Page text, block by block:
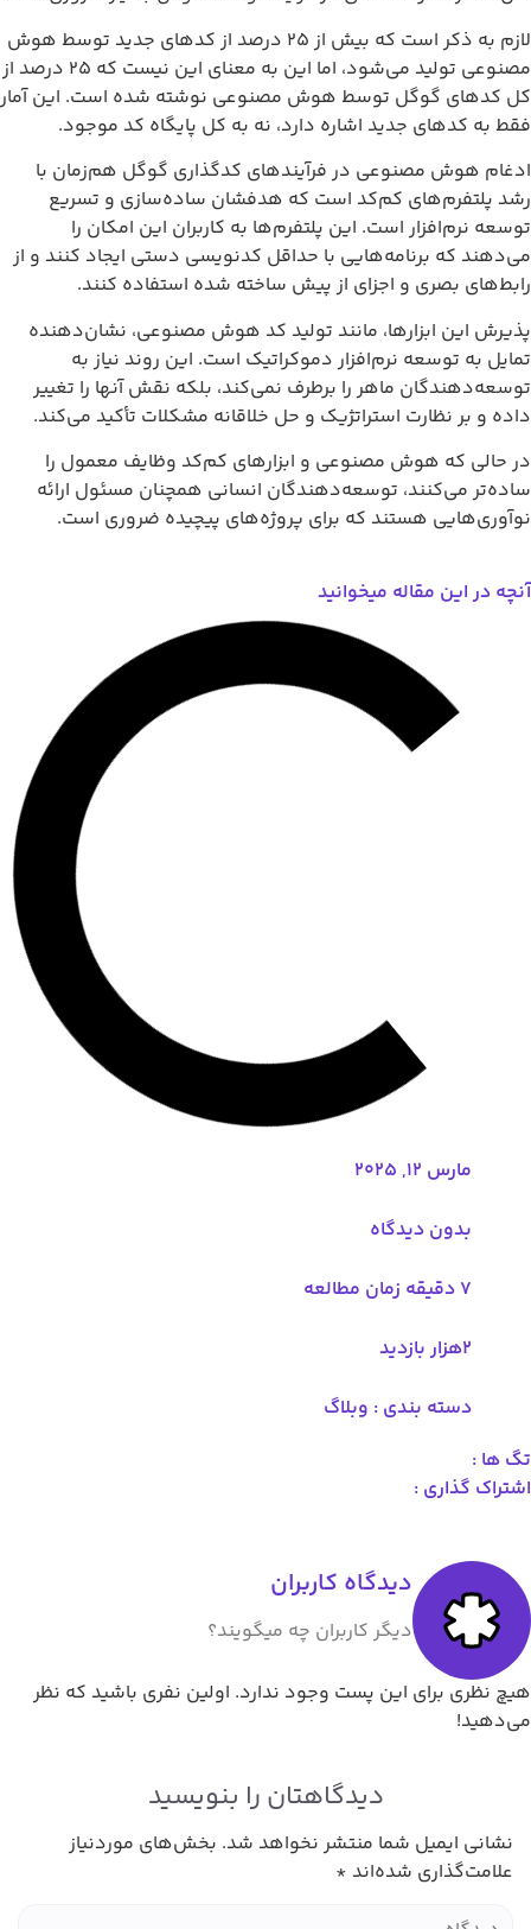
لازم به ذکر است که بیش از 25 درصد از کدهای جدید توسط هوش
مصنوعی تولید می‌شود، اما این به معنای این نیست که 25 درصد از
کدهای گوگل توسط هوش مصنوعی نوشته شده است. این آمار
به کدهای جدید اشاره دارد، نه به کل پایگاه کد موجود.
هوش مصنوعی در فرآیندهای کدگذاری گوگل هم‌زمان با
پلتفرم‌های کم‌کد است که هدفشان ساده‌سازی و تسریع
نرم‌افزار است. این پلتفرم‌ها به کاربران این امکان را
که برنامه‌هایی با حداقل کدنویسی دستی ایجاد کنند و از
بصری و اجزای از پیش ساخته شده استفاده کنند.
این ابزارها، مانند تولید کد هوش مصنوعی، نشان‌دهنده
به توسعه نرم‌افزار دموکراتیک است. این روند نیاز به
ماهر را برطرف نمی‌کند، بلکه نقش آنها را تغییر
و بر نظارت استراتژیک و حل خلاقانه مشکلات تأکید می‌کند.
حالی که هوش مصنوعی و ابزارهای کم‌کد وظایف معمول را
می‌کنند، توسعه‌دهندگان انسانی همچنان مسئول ارائه
هستند که برای پروژه‌های پیچیده ضروری است.
در این مقاله میخوانید
مارس 12, 2025
بدون دیدگاه
7 دقیقه زمان مطالعه
۲هزار بازدید
دسته بندی : وبلاگ
ها :
گذاری :
دیدگاه کاربران
دیگر کاربران چه میگویند؟
نظری برای این پست وجود ندارد. اولین نفری باشید که نظر
دیدگاهتان را بنویسید
نشانی ایمیل شما منتشر نخواهد شد. بخش‌های موردنیاز
علامت‌گذاری شده‌اند *